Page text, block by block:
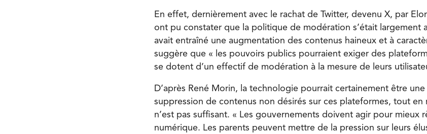
En effet, dernièrement avec le rachat de Twitter, devenu X, par
ont pu constater que la politique de modération s’était largement
avait entraîné une augmentation des contenus haineux et à
suggère que « les pouvoirs publics pourraient exiger des
se dotent d’un effectif de modération à la mesure de leurs
D’après René Morin, la technologie pourrait certainement être
suppression de contenus non désirés sur ces plateformes, tout en
n’est pas suffisant. « Les gouvernements doivent agir pour mieux
numérique. Les parents peuvent mettre de la pression sur leurs